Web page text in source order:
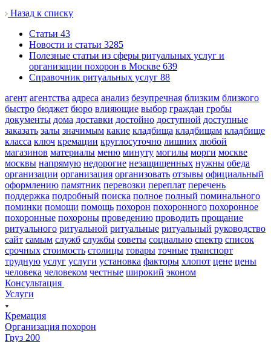
Назад к списку
Cтатьи 43
Новости и статьи 3285
Полезные статьи из сферы ритуальных услуг и
организации похорон в Москве 639
Справочник ритуальных услуг 88
агент агентства адреса анализ безупречная близким близкого
быстро бюджет бюро влияющие выбор граждан гробы
документы дома доставки достойно доступной доступные
заказать залы значимым какие кладбища кладбищам кладбище
класса ключ кремации круглосуточно лишних любой
магазинов материалы меню минуту могилы морги москве
москвы напрямую недорогие незащищенных нужны обеда
организации организация организовать отзывы официальный
оформлению памятник перевозки переплат перечень
поддержка подробный поиска полное полный поминального
поминки помощи помощь похорон похоронного похоронное
похоронные похороны проведению проводить прощание
ритуального ритуальной ритуальные ритуальный руководство
сайт самым служб службы советы социально спектр список
срочных стоимость столицы товары точные транспорт
трудную услуг услуги установка факторы хлопот цене цены
человека человеком честные широкий эконом
Консультация
Услуги
Кремация
Организация похорон
Груз 200